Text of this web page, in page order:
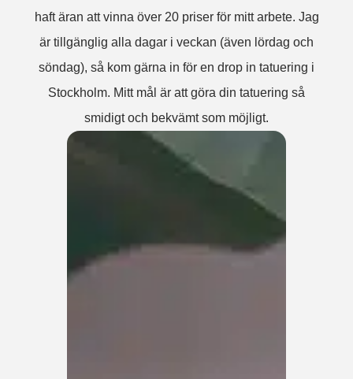
haft äran att vinna över 20 priser för mitt arbete. Jag
är tillgänglig alla dagar i veckan (även lördag och
söndag), så kom gärna in för en drop in tatuering i
Stockholm. Mitt mål är att göra din tatuering så
smidigt och bekvämt som möjligt.